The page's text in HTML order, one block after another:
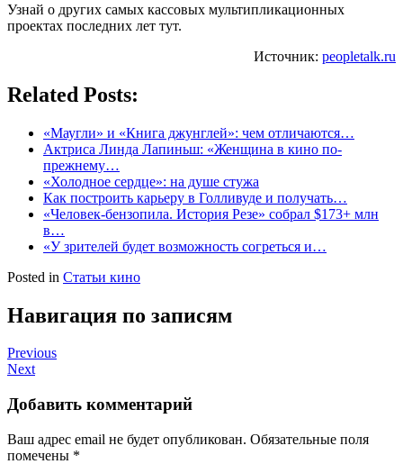
Узнай о других самых кассовых мультипликационных
проектах последних лет тут.
Источник: peopletalk.ru
Related Posts:
«Маугли» и «Книга джунглей»: чем отличаются…
Актриса Линда Лапиньш: «Женщина в кино по-
прежнему…
«Холодное сердце»: на душе стужа
Как построить карьеру в Голливуде и получать…
«Человек-бензопила. История Резе» собрал $173+ млн
в…
«У зрителей будет возможность согреться и…
Posted in Статьи кино
Навигация по записям
Previous
Next
Добавить комментарий
Ваш адрес email не будет опубликован. Обязательные поля
помечены *